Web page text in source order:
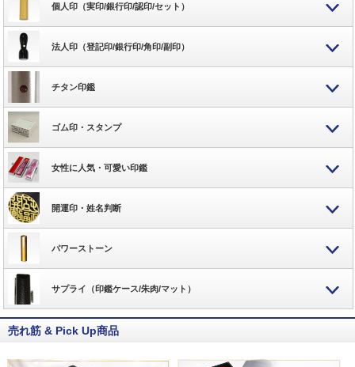
個人印（実印/銀行印/認印/セット）
法人印（登記印/銀行印/角印/副印）
チタン印鑑
ゴム印・スタンプ
女性に人気・可愛い印鑑
開運印・姓名判断
パワーストーン
サプライ（印鑑ケース/朱肉/マット）
売れ筋 & Pick Up商品